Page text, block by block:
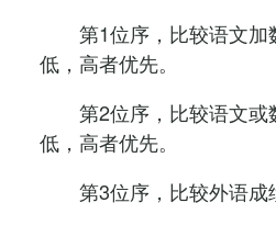
第1位序，比较语文
低，高者优先。
第2位序，比较语文
低，高者优先。
第3位序，比较外语成